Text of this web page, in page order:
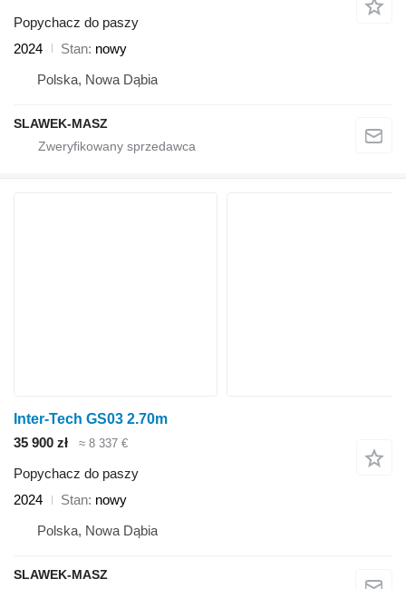
Popychacz do paszy
2024
Stan nowy
Polska, Nowa Dąbia
SLAWEK-MASZ
Inter-Tech GS03 2.70m
35 900 zł
≈ 8 337 €
Popychacz do paszy
2024
Stan nowy
Polska, Nowa Dąbia
SLAWEK-MASZ